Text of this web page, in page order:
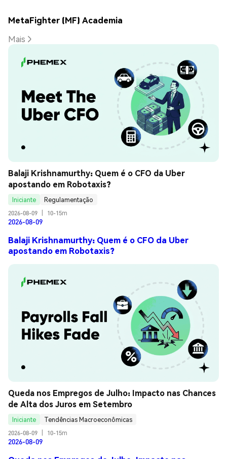
MetaFighter (MF) Academia
Mais
Balaji Krishnamurthy: Quem é o CFO da Uber
apostando em Robotaxis?
Iniciante
Regulamentação
2026-08-09
10-15m
2026-08-09
Balaji Krishnamurthy: Quem é o CFO da Uber
apostando em Robotaxis?
Queda nos Empregos de Julho: Impacto nas Chances
de Alta dos Juros em Setembro
Iniciante
Tendências Macroeconômicas
2026-08-09
10-15m
2026-08-09